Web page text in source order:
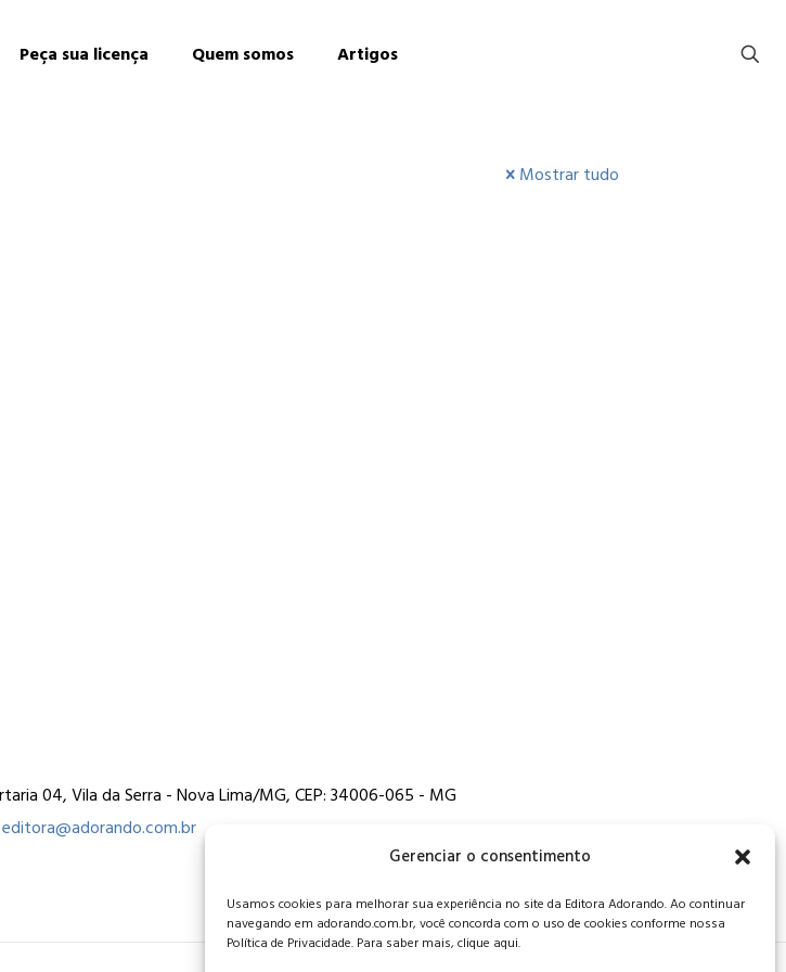
Gerenciar o consentimento
Usamos cookies para melhorar sua experiência no site da Editora Adorando. Ao continuar
navegando em adorando.com.br, você concorda com o uso de cookies conforme nossa
Política de Privacidade. Para saber mais, clique aqui.
Peça sua licença Quem somos Artigos
Mostrar tudo
04, Vila da Serra - Nova Lima/MG, CEP: 34006-065 - MG
editora@adorando.com.br